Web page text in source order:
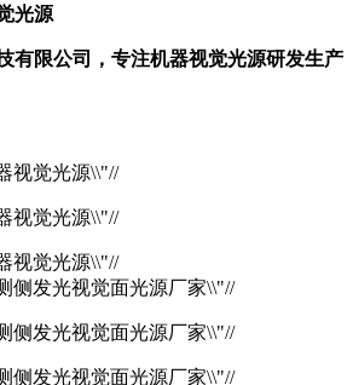
光源
有限公司，专注机器视觉光源研发生产